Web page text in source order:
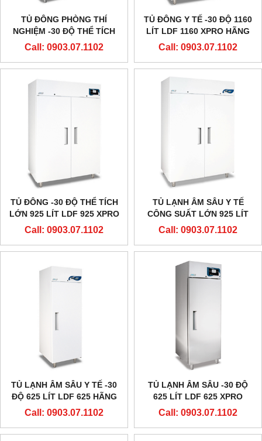
TỦ ĐÔNG PHÒNG THÍ
NGHIỆM -30 ĐỘ THỂ TÍCH
LỚN 1160 LÍT LDF 1160
Call: 0903.07.1102
TỦ ĐÔNG Y TẾ -30 ĐỘ 1160
LÍT LDF 1160 XPRO HÃNG
EVERMED - Ý
Call: 0903.07.1102
TỦ ĐÔNG -30 ĐỘ THỂ TÍCH
LỚN 925 LÍT LDF 925 XPRO
HÃNG EVERMED - Ý
Call: 0903.07.1102
TỦ LẠNH ÂM SÂU Y TẾ
CÔNG SUẤT LỚN 925 LÍT
-30 ĐỘ LDF 925 HÃNG
Call: 0903.07.1102
TỦ LẠNH ÂM SÂU Y TẾ -30
ĐỘ 625 LÍT LDF 625 HÃNG
EVERMED - Ý
Call: 0903.07.1102
TỦ LẠNH ÂM SÂU -30 ĐỘ
625 LÍT LDF 625 XPRO
HÃNG EVERMED - Ý
Call: 0903.07.1102